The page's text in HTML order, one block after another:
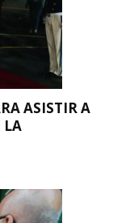
ASISTIR A
LA